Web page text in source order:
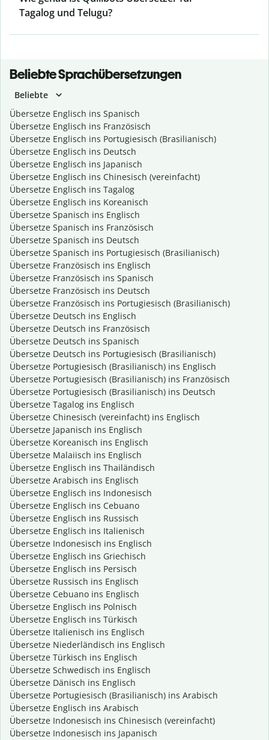
Tagalog und Telugu?
Beliebte Sprachübersetzungen
Beliebte
Übersetze Englisch ins Spanisch
Übersetze Englisch ins Französisch
Übersetze Englisch ins Portugiesisch (Brasilianisch)
Übersetze Englisch ins Deutsch
Übersetze Englisch ins Japanisch
Übersetze Englisch ins Chinesisch (vereinfacht)
Übersetze Englisch ins Tagalog
Übersetze Englisch ins Koreanisch
Übersetze Spanisch ins Englisch
Übersetze Spanisch ins Französisch
Übersetze Spanisch ins Deutsch
Übersetze Spanisch ins Portugiesisch (Brasilianisch)
Übersetze Französisch ins Englisch
Übersetze Französisch ins Spanisch
Übersetze Französisch ins Deutsch
Übersetze Französisch ins Portugiesisch (Brasilianisch)
Übersetze Deutsch ins Englisch
Übersetze Deutsch ins Französisch
Übersetze Deutsch ins Spanisch
Übersetze Deutsch ins Portugiesisch (Brasilianisch)
Übersetze Portugiesisch (Brasilianisch) ins Englisch
Übersetze Portugiesisch (Brasilianisch) ins Französisch
Übersetze Portugiesisch (Brasilianisch) ins Deutsch
Übersetze Tagalog ins Englisch
Übersetze Chinesisch (vereinfacht) ins Englisch
Übersetze Japanisch ins Englisch
Übersetze Koreanisch ins Englisch
Übersetze Malaiisch ins Englisch
Übersetze Englisch ins Thailändisch
Übersetze Arabisch ins Englisch
Übersetze Englisch ins Indonesisch
Übersetze Englisch ins Cebuano
Übersetze Englisch ins Russisch
Übersetze Englisch ins Italienisch
Übersetze Indonesisch ins Englisch
Übersetze Englisch ins Griechisch
Übersetze Englisch ins Persisch
Übersetze Russisch ins Englisch
Übersetze Cebuano ins Englisch
Übersetze Englisch ins Polnisch
Übersetze Englisch ins Türkisch
Übersetze Italienisch ins Englisch
Übersetze Niederländisch ins Englisch
Übersetze Türkisch ins Englisch
Übersetze Schwedisch ins Englisch
Übersetze Dänisch ins Englisch
Übersetze Portugiesisch (Brasilianisch) ins Arabisch
Übersetze Englisch ins Arabisch
Übersetze Indonesisch ins Chinesisch (vereinfacht)
Übersetze Indonesisch ins Japanisch